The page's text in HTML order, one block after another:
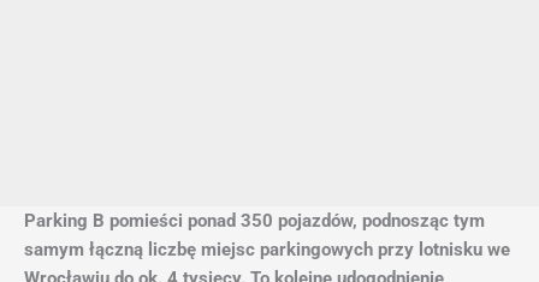
Parking B pomieści ponad 350 pojazdów, podnosząc tym
samym łączną liczbę miejsc parkingowych przy lotnisku we